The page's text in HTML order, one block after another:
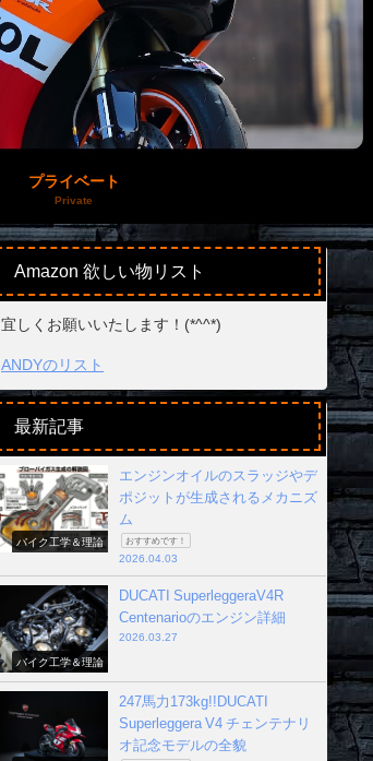
プライベート
Private
バイク工学＆理論
オートバイで使用される部品と材料
の剛性と強度の違いを理解する
2017年10月22日
サーキット練
チャート DLペ
Amazon 欲しい物リスト
宜しくお願いいたします！(*^^*)
ANDYのリスト
最新記事
バイク工学＆理論
エンジンオイルのスラッジやデ
ポジットが生成されるメカニズ
ム
おすすめです！
2026.04.03
バイク工学＆理論
DUCATI SuperleggeraV4R
Centenarioのエンジン詳細
2026.03.27
247馬力173kg!!DUCATI
Superleggera V4 チェンテナリ
オ記念モデルの全貌